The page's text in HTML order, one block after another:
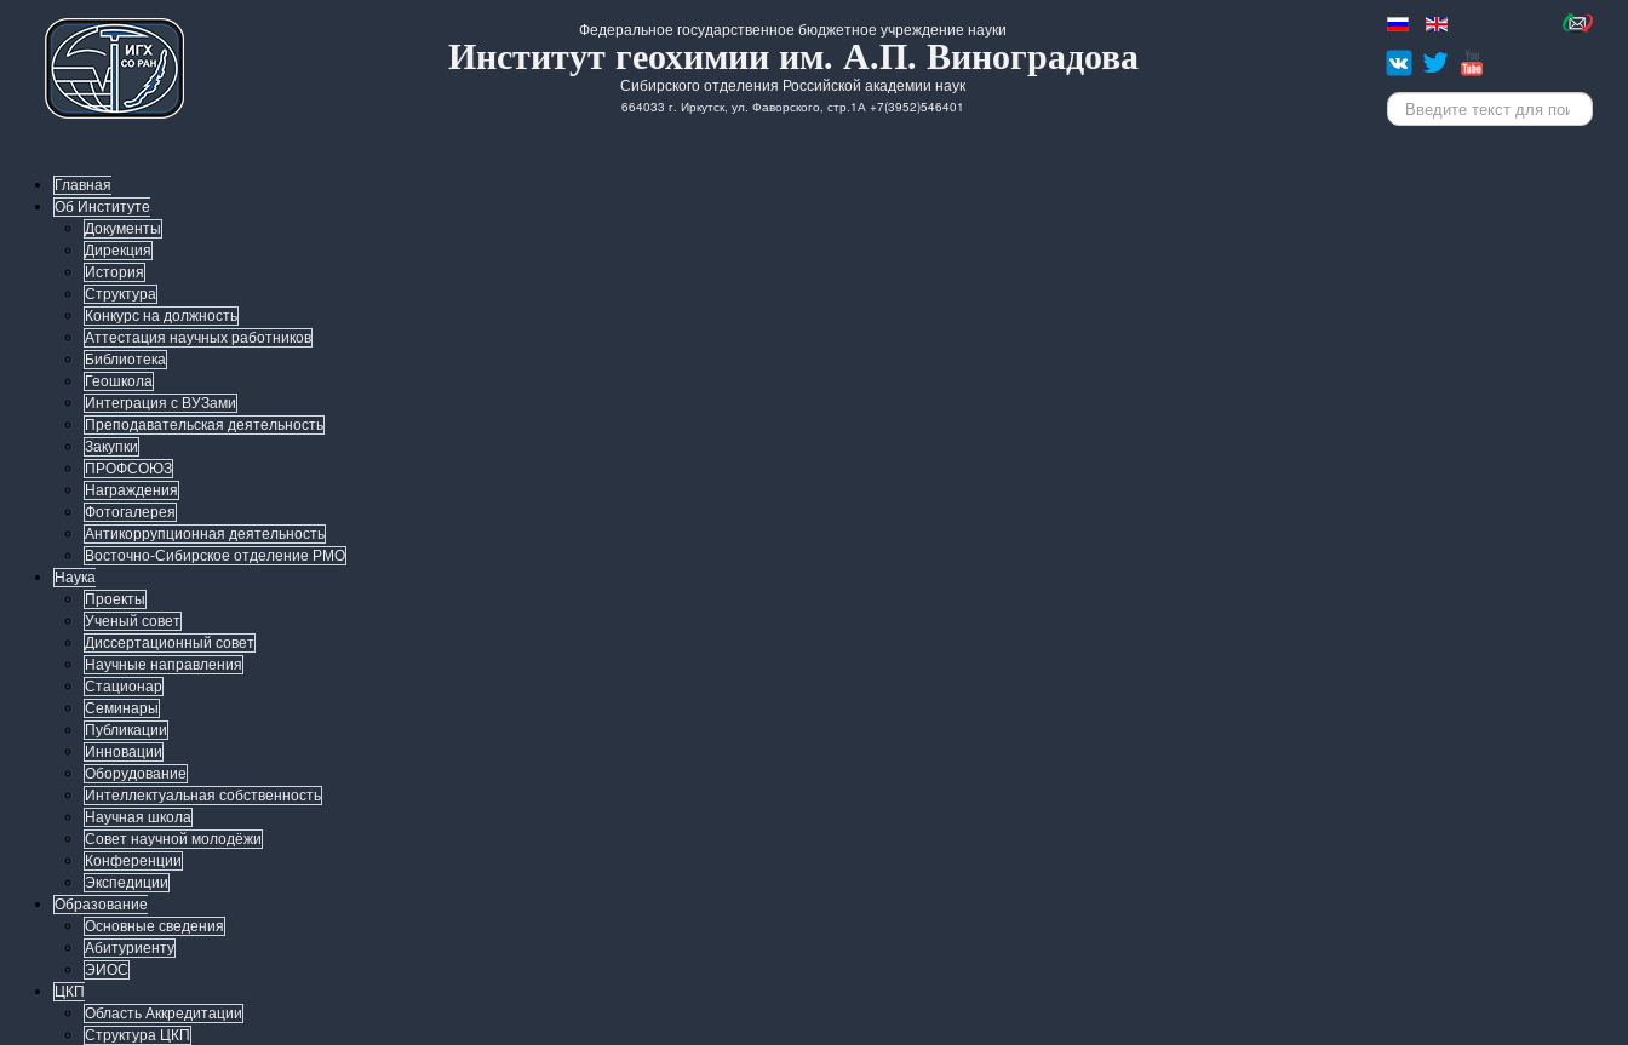
Федеральное государственное бюджетное учреждение науки
Институт геохимии им. А.П. Виноградова
Сибирского отделения Российской академии наук
664033 г. Иркутск, ул. Фаворского, стр.1А +7(3952)546401 Искать...
Главная
Об Институте
Документы
Дирекция
История
Структура
Конкурс на должность
Аттестация научных работников
Библиотека
Геошкола
Интеграция с ВУЗами
Преподавательская деятельность
Закупки
ПРОФСОЮЗ
Награждения
Фотогалерея
Антикоррупционная деятельность
Восточно-Сибирское отделение РМО
Наука
Проекты
Ученый совет
Диссертационный совет
Научные направления
Стационар
Семинары
Публикации
Инновации
Оборудование
Интеллектуальная собственность
Научная школа
Совет научной молодёжи
Конференции
Экспедиции
Образование
Основные сведения
Абитуриенту
ЭИОС
ЦКП
Область Аккредитации
Структура ЦКП